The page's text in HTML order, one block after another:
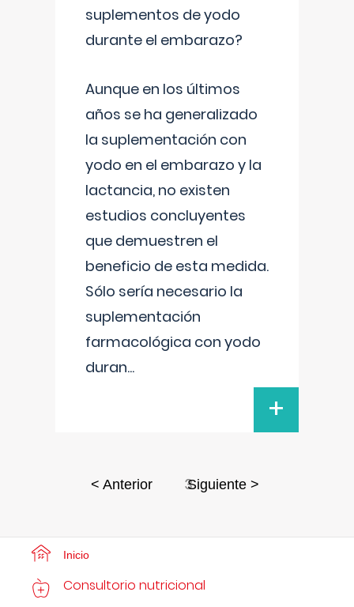
suplementos de yodo
durante el embarazo?
Aunque en los últimos
años se ha generalizado
la suplementación con
yodo en el embarazo y la
lactancia, no existen
estudios concluyentes
que demuestren el
beneficio de esta medida.
Sólo sería necesario la
suplementación
farmacológica con yodo
duran...
+
< Anterior 3Siguiente >
Inicio
Consultorio nutricional